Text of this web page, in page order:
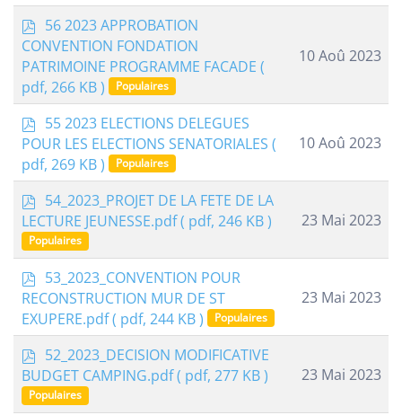
p
d
f
56 2023 APPROBATION
CONVENTION FONDATION
PATRIMOINE PROGRAMME FACADE (
pdf, 266 KB )
Populaires
10 Aoû 2023
p
d
f
55 2023 ELECTIONS DELEGUES
POUR LES ELECTIONS SENATORIALES (
pdf, 269 KB )
Populaires
10 Aoû 2023
p
d
f
54_2023_PROJET DE LA FETE DE LA
LECTURE JEUNESSE.pdf( pdf, 246 KB )
Populaires
23 Mai 2023
p
d
f
53_2023_CONVENTION POUR
RECONSTRUCTION MUR DE ST
EXUPERE.pdf( pdf, 244 KB ) Populaires
23 Mai 2023
p
d
f
52_2023_DECISION MODIFICATIVE
BUDGET CAMPING.pdf( pdf, 277 KB )
Populaires
23 Mai 2023